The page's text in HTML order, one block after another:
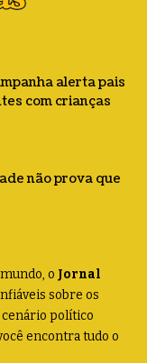
alerta pais
com crianças
não prova que
o Jornal
sobre os
político
encontra tudo o